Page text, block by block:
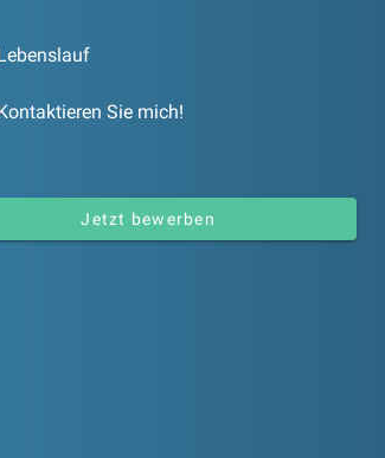
Sie mich!
Jetzt bewerben